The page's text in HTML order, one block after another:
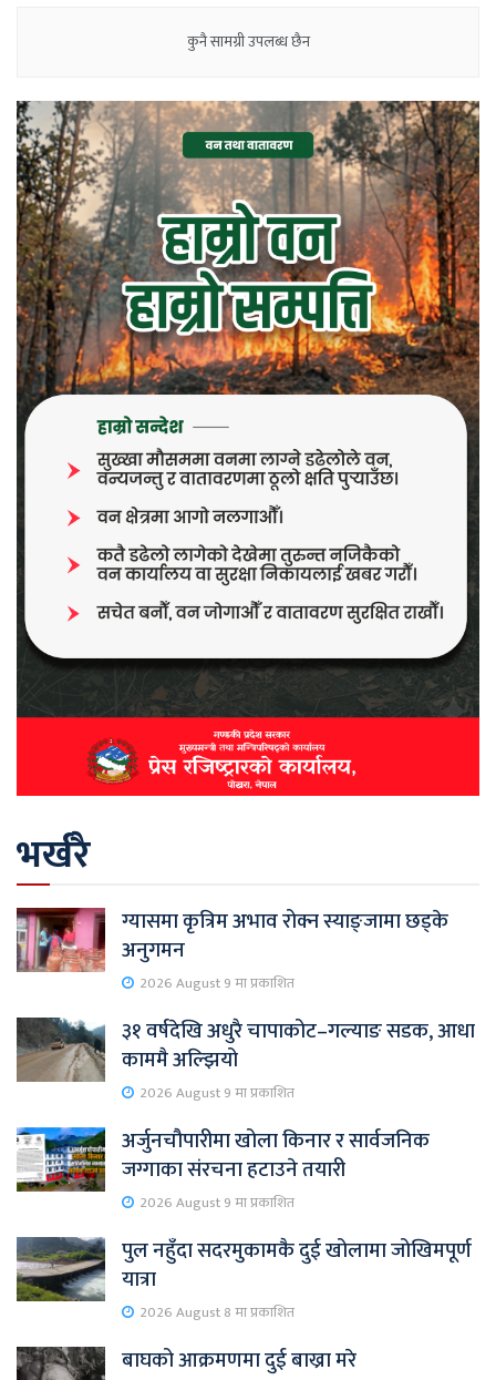
कुनै सामग्री उपलब्ध छैन
भर्खरै
ग्यासमा कृत्रिम अभाव रोक्न स्याङ्जामा छड्के
अनुगमन
2026 August 9 मा प्रकाशित
३१ वर्षदेखि अधुरै चापाकोट–गल्याङ सडक, आधा
काममै अल्झियो
2026 August 9 मा प्रकाशित
अर्जुनचौपारीमा खोला किनार र सार्वजनिक
जग्गाका संरचना हटाउने तयारी
2026 August 9 मा प्रकाशित
पुल नहुँदा सदरमुकामकै दुई खोलामा जोखिमपूर्ण
यात्रा
2026 August 8 मा प्रकाशित
बाघको आक्रमणमा दुई बाख्रा मरे